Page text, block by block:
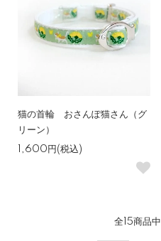
猫の首輪 おさんぽ猫さん（グ
リーン）
1,600円(税込)
全15商品中